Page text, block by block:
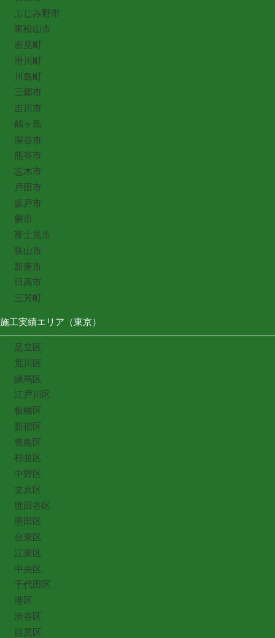
ふじみ野市
東松山市
吉見町
滑川町
川島町
三郷市
吉川市
鶴ヶ島
深谷市
熊谷市
志木市
戸田市
坂戸市
蕨市
富士見市
狭山市
新座市
日高市
三芳町
施工実績エリア（東京）
足立区
荒川区
練馬区
江戸川区
板橋区
新宿区
豊島区
杉並区
中野区
文京区
世田谷区
墨田区
台東区
江東区
中央区
千代田区
港区
渋谷区
目黒区